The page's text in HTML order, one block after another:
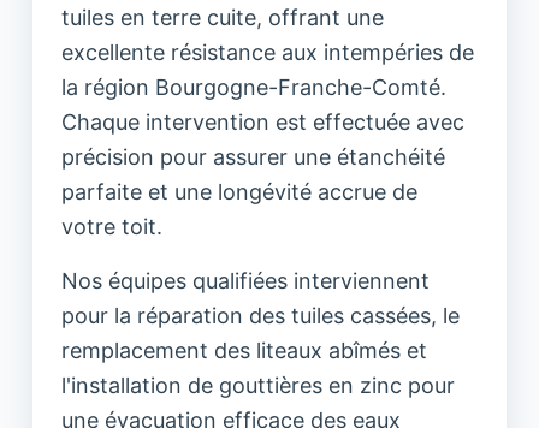
tuiles en terre cuite, offrant une
excellente résistance aux intempéries de
la région Bourgogne-Franche-Comté.
Chaque intervention est effectuée avec
précision pour assurer une étanchéité
parfaite et une longévité accrue de
votre toit.
Nos équipes qualifiées interviennent
pour la réparation des tuiles cassées, le
remplacement des liteaux abîmés et
l'installation de gouttières en zinc pour
une évacuation efficace des eaux